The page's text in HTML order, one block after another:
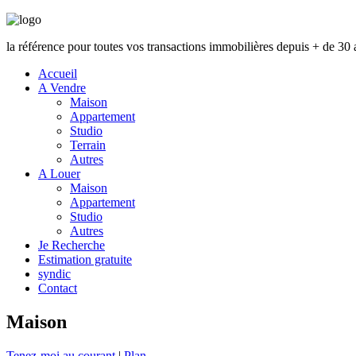
la référence pour toutes vos transactions immobilières depuis + de 30
Accueil
A Vendre
Maison
Appartement
Studio
Terrain
Autres
A Louer
Maison
Appartement
Studio
Autres
Je Recherche
Estimation gratuite
syndic
Contact
Maison